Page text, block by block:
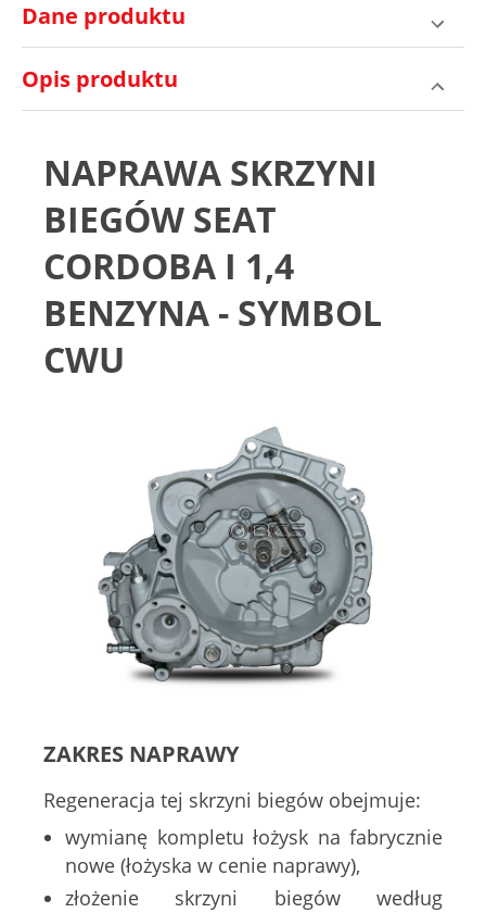
Dane produktu
Opis produktu
NAPRAWA SKRZYNI
BIEGÓW SEAT
CORDOBA I 1,4
BENZYNA - SYMBOL
CWU
ZAKRES NAPRAWY
Regeneracja tej skrzyni biegów obejmuje:
wymianę kompletu łożysk na fabrycznie
nowe (łożyska w cenie naprawy),
złożenie skrzyni biegów według